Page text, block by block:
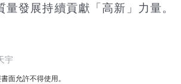
量發展持續貢獻「高新」力量。
宇
面允許不得使用。